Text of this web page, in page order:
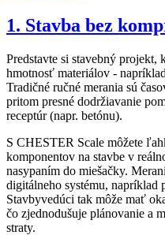
1. Stavba bez
Predstavte si stavebný projekt,
hmotnosť materiálov -
Tradičné ručné merania sú
pritom presné dodržiavanie
receptúr (napr. betónu).
S CHESTER Scale môžete
komponentov na stavbe v
nasypaním do miešačky.
digitálneho systému,
Stavbyvedúci tak môže mať
čo zjednodušuje plánovanie a
straty.